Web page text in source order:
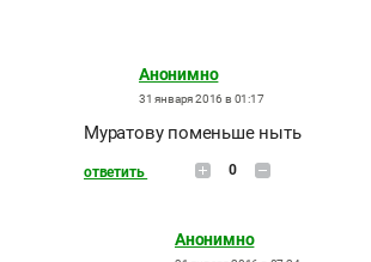
Анонимно
31 января 2016 в 01:17
Муратову поменьше ныть
ответить 0
Анонимно